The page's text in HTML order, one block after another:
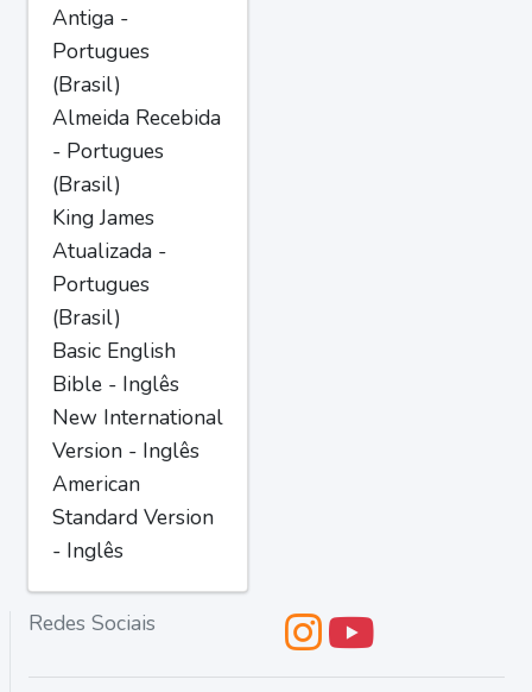
Antiga -
Portugues
(Brasil)
Almeida Recebida
- Portugues
(Brasil)
King James
Atualizada -
Portugues
(Brasil)
Basic English
Bible - Inglês
New International
Version - Inglês
American
Standard Version
- Inglês
Redes Sociais